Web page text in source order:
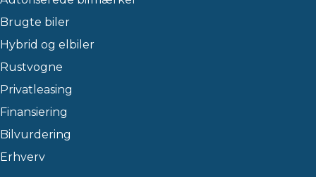
Brugte biler
Hybrid og elbiler
Rustvogne
Privatleasing
Finansiering
Bilvurdering
Erhverv